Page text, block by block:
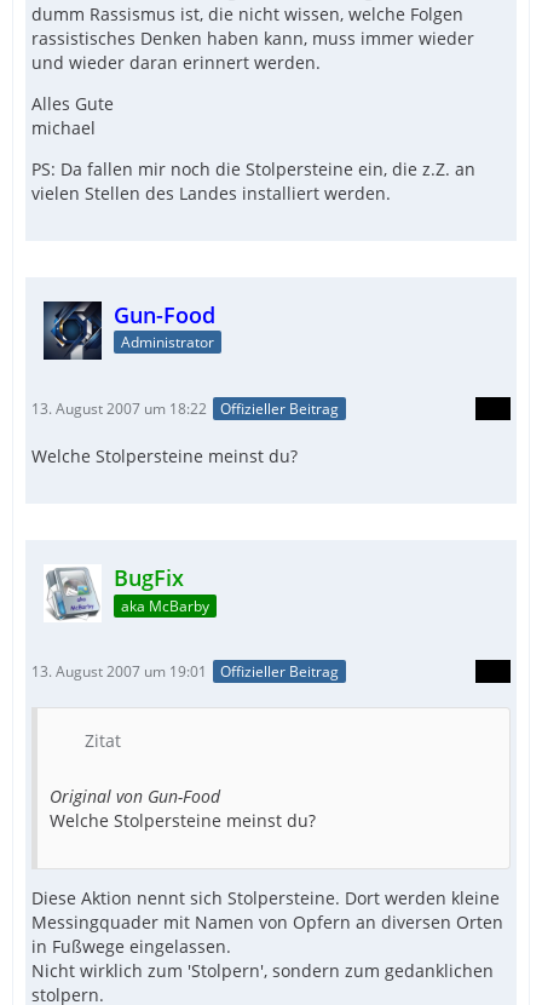
dumm Rassismus ist, die nicht wissen, welche Folgen
rassistisches Denken haben kann, muss immer wieder
und wieder daran erinnert werden.
Alles Gute
michael
PS: Da fallen mir noch die Stolpersteine ein, die z.Z. an
vielen Stellen des Landes installiert werden.
Gun-Food
Administrator
13. August 2007 um 18:22 Offizieller Beitrag
Welche Stolpersteine meinst du?
BugFix
aka McBarby
13. August 2007 um 19:01 Offizieller Beitrag
Zitat
Original von Gun-Food
Welche Stolpersteine meinst du?
Diese Aktion nennt sich Stolpersteine. Dort werden kleine
Messingquader mit Namen von Opfern an diversen Orten
in Fußwege eingelassen.
Nicht wirklich zum 'Stolpern', sondern zum gedanklichen
stolpern.